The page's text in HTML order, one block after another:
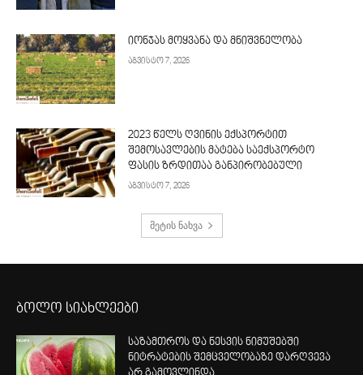
იონჯას მოყვანა და მნიშვნელობა
აგვისტო 7, 2026
2023 წელს ღვინის ექსპორტით
შემოსავლების მატება საექსპორტო
ფასის ზრდითაა განპირობებული
აგვისტო 7, 2026
მეტის ნახვა
ბოლო სიახლეები
საზამთროს და ნესვის ნიმუშებში
ნიტრატების შემცველობაზე დარღვევა